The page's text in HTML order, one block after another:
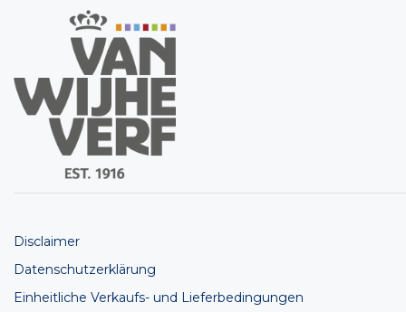
Disclaimer
Datenschutzerklärung
Einheitliche Verkaufs- und Lieferbedingungen